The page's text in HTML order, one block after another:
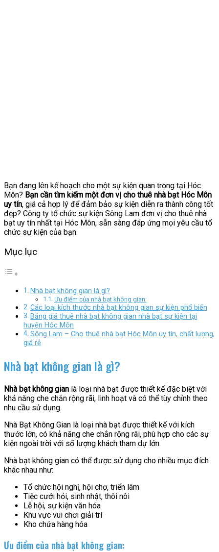
Bạn đang lên kế hoạch cho một sự kiện quan trọng tại Hóc
Môn? Bạn cần tìm kiếm một đơn vị cho thuê nhà bạt Hóc Môn
uy tín, giá cả hợp lý để đảm bảo sự kiện diễn ra thành công tốt
đẹp? Công ty tổ chức sự kiện Sông Lam đơn vị cho thuê nhà
bạt uy tín nhất tại Hóc Môn, sẵn sàng đáp ứng mọi yêu cầu tổ
chức sự kiện của bạn.
Mục lục
Nhà bạt không gian là gì?
Ưu điểm của nhà bạt không gian:
Các loại kích thước nhà bạt không gian sự kiện phổ biến
Bảng giá thuê nhà bạt không gian nhà bạt sự kiện tại
huyện Hóc Môn
Sông Lam – Cho thuê nhà bạt Hóc Môn uy tín, chất lượng,
giá rẻ
Nhà bạt không gian là gì?
Nhà bạt không gian là loại nhà bạt được thiết kế đặc biệt với
khả năng che chắn rộng rãi, linh hoạt và có thể tùy chỉnh theo
nhu cầu sử dụng.
Nhà Bạt Không Gian là loại nhà bạt được thiết kế với kích
thước lớn, có khả năng che chắn rộng rãi, phù hợp cho các sự
kiện ngoài trời với số lượng khách tham dự lớn.
Nhà bạt không gian có thể được sử dụng cho nhiều mục đích
khác nhau như:
Tổ chức hội nghị, hội chợ, triển lãm
Tiệc cưới hỏi, sinh nhật, thôi nôi
Lễ hội, sự kiện văn hóa
Khu vực vui chơi giải trí
Kho chứa hàng hóa
Ưu điểm của nhà bạt không gian: